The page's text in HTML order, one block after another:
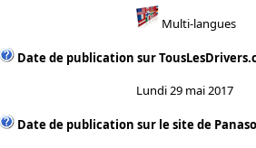
Multi-langues
Date de publication sur
Lundi 29 mai 2017
Date de publication sur le site de